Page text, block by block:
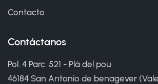
Contacto
Contáctanos
Pol. 4 Parc. 521 - Plà del pou
46184 San Antonio de benagever